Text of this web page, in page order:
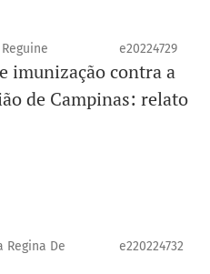
e20224729
imunização contra a
de Campinas: relato
Regina De
e220224732